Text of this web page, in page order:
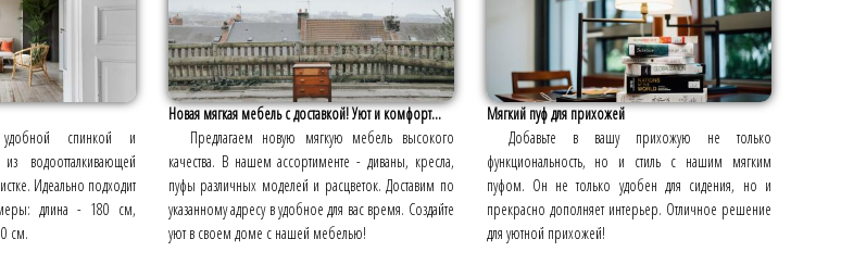
спинкой и
водоотталкивающей
Идеально подходит
длина - 180 см,
см.
Новая мягкая мебель с доставкой! Уют и комфорт...
Предлагаем новую мягкую мебель высокого
качества. В нашем ассортименте - диваны, кресла,
пуфы различных моделей и расцветок. Доставим по
указанному адресу в удобное для вас время. Создайте
уют в своем доме с нашей мебелью!
Мягкий пуф для прихожей
Добавьте в вашу прихожую не только
функциональность, но и стиль с нашим мягким
пуфом. Он не только удобен для сидения, но и
прекрасно дополняет интерьер. Отличное решение
для уютной прихожей!